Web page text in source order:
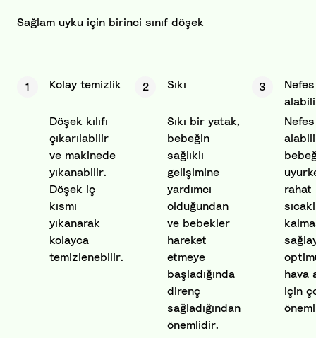
Sağlam uyku için birinci sınıf döşek
1 Kolay temizlik
Döşek kılıfı
çıkarılabilir
ve makinede
yıkanabilir.
Döşek iç
kısmı
yıkanarak
kolayca
temizlenebilir.
2 Sıkı
Sıkı bir yatak,
bebeğin
sağlıklı
gelişimine
yardımcı
olduğundan
ve bebekler
hareket
etmeye
başladığında
direnç
sağladığından
önemlidir.
3
Nefes
Nefes
rahat
hava
için